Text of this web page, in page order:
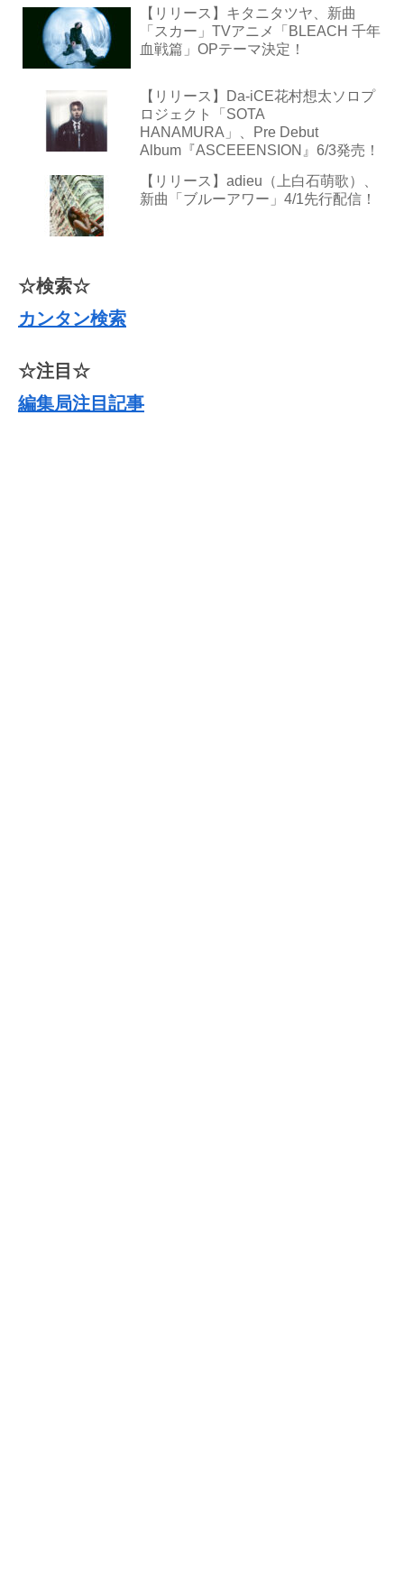
【リリース】キタニタツヤ、新曲
「スカー」TVアニメ「BLEACH 千年
血戦篇」OPテーマ決定！
【リリース】Da-iCE花村想太ソロプ
ロジェクト「SOTA
HANAMURA」、Pre Debut
Album『ASCEEENSION』6/3発売！
【リリース】adieu（上白石萌歌）、
新曲「ブルーアワー」4/1先行配信！
☆検索☆
カンタン検索
☆注目☆
編集局注目記事